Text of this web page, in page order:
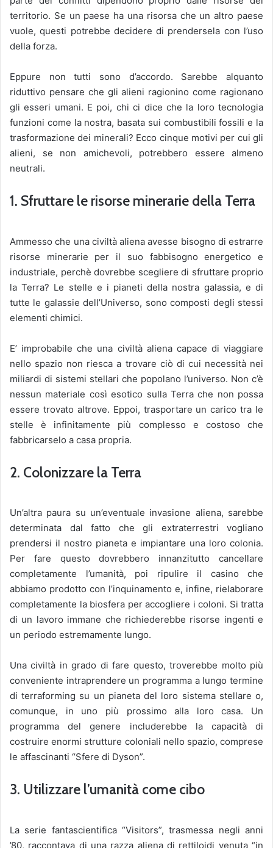
territorio. Se un paese ha una risorsa che un altro paese
vuole, questi potrebbe decidere di prendersela con l’uso
della forza.
Eppure non tutti sono d’accordo. Sarebbe alquanto
riduttivo pensare che gli alieni ragionino come ragionano
gli esseri umani. E poi, chi ci dice che la loro tecnologia
funzioni come la nostra, basata sui combustibili fossili e la
trasformazione dei minerali? Ecco cinque motivi per cui gli
alieni, se non amichevoli, potrebbero essere almeno
neutrali.
1. Sfruttare le risorse minerarie della Terra
Ammesso che una civiltà aliena avesse bisogno di estrarre
risorse minerarie per il suo fabbisogno energetico e
industriale, perchè dovrebbe scegliere di sfruttare proprio
la Terra? Le stelle e i pianeti della nostra galassia, e di
tutte le galassie dell’Universo, sono composti degli stessi
elementi chimici.
E’ improbabile che una civiltà aliena capace di viaggiare
nello spazio non riesca a trovare ciò di cui necessità nei
miliardi di sistemi stellari che popolano l’universo. Non c’è
nessun materiale così esotico sulla Terra che non possa
essere trovato altrove. Eppoi, trasportare un carico tra le
stelle è infinitamente più complesso e costoso che
fabbricarselo a casa propria.
2. Colonizzare la Terra
Un’altra paura su un’eventuale invasione aliena, sarebbe
determinata dal fatto che gli extraterrestri vogliano
prendersi il nostro pianeta e impiantare una loro colonia.
Per fare questo dovrebbero innanzitutto cancellare
completamente l’umanità, poi ripulire il casino che
abbiamo prodotto con l’inquinamento e, infine, rielaborare
completamente la biosfera per accogliere i coloni. Si tratta
di un lavoro immane che richiederebbe risorse ingenti e
un periodo estremamente lungo.
Una civiltà in grado di fare questo, troverebbe molto più
conveniente intraprendere un programma a lungo termine
di terraforming su un pianeta del loro sistema stellare o,
comunque, in uno più prossimo alla loro casa. Un
programma del genere includerebbe la capacità di
costruire enormi strutture coloniali nello spazio, comprese
le affascinanti “Sfere di Dyson”.
3. Utilizzare l’umanità come cibo
La serie fantascientifica “Visitors”, trasmessa negli anni
’80, raccontava di una razza aliena di rettiloidi venuta “in